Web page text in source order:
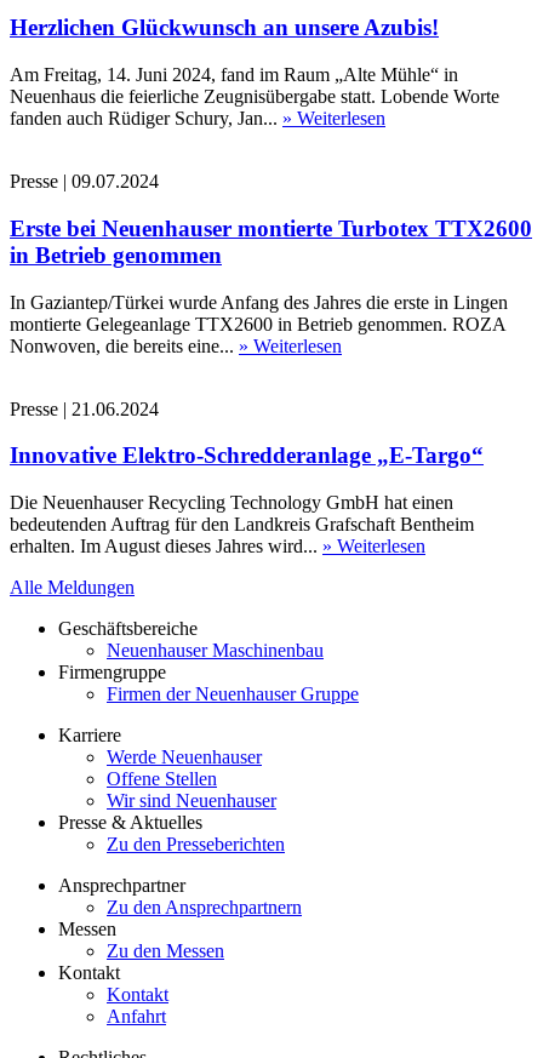
Herzlichen Glückwunsch an unsere Azubis!
Am Freitag, 14. Juni 2024, fand im Raum „Alte Mühle“ in
Neuenhaus die feierliche Zeugnisübergabe statt. Lobende Worte
fanden auch Rüdiger Schury, Jan... » Weiterlesen
Presse | 09.07.2024
Erste bei Neuenhauser montierte Turbotex TTX2600
in Betrieb genommen
In Gaziantep/Türkei wurde Anfang des Jahres die erste in Lingen
montierte Gelegeanlage TTX2600 in Betrieb genommen. ROZA
Nonwoven, die bereits eine... » Weiterlesen
Presse | 21.06.2024
Innovative Elektro-Schredderanlage „E-Targo“
Die Neuenhauser Recycling Technology GmbH hat einen
bedeutenden Auftrag für den Landkreis Grafschaft Bentheim
erhalten. Im August dieses Jahres wird... » Weiterlesen
Alle Meldungen
Geschäftsbereiche
Neuenhauser Maschinenbau
Firmengruppe
Firmen der Neuenhauser Gruppe
Karriere
Werde Neuenhauser
Offene Stellen
Wir sind Neuenhauser
Presse & Aktuelles
Zu den Presseberichten
Ansprechpartner
Zu den Ansprechpartnern
Messen
Zu den Messen
Kontakt
Kontakt
Anfahrt